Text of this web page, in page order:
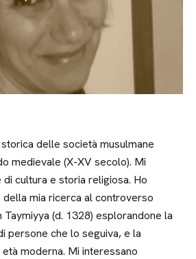
delle società musulmane
medievale (X-XV secolo). Mi
cultura e storia religiosa. Ho
mia ricerca al controverso
(d. 1328) esplorandone la
persone che lo seguiva, e la
moderna. Mi interessano